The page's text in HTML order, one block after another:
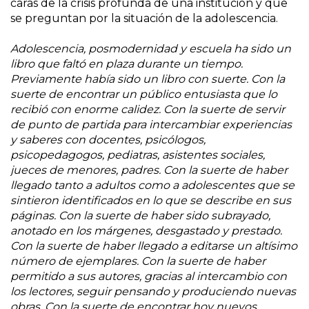
caras de la crisis profunda de una institución y que
se preguntan por la situación de la adolescencia.
Adolescencia, posmodernidad y escuela ha sido un
libro que faltó en plaza durante un tiempo.
Previamente había sido un libro con suerte. Con la
suerte de encontrar un público entusiasta que lo
recibió con enorme calidez. Con la suerte de servir
de punto de partida para intercambiar experiencias
y saberes con docentes, psicólogos,
psicopedagogos, pediatras, asistentes sociales,
jueces de menores, padres. Con la suerte de haber
llegado tanto a adultos como a adolescentes que se
sintieron identificados en lo que se describe en sus
páginas. Con la suerte de haber sido subrayado,
anotado en los márgenes, desgastado y prestado.
Con la suerte de haber llegado a editarse un altísimo
número de ejemplares. Con la suerte de haber
permitido a sus autores, gracias al intercambio con
los lectores, seguir pensando y produciendo nuevas
obras. Con la suerte de encontrar hoy nuevos